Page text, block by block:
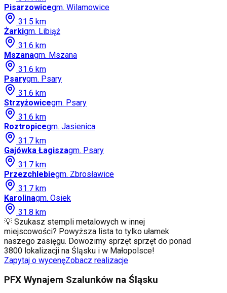
Pisarzowicegm. Wilamowice
31.5 km
Żarkigm. Libiąż
31.6 km
Mszanagm. Mszana
31.6 km
Psarygm. Psary
31.6 km
Strzyżowicegm. Psary
31.6 km
Roztropicegm. Jasienica
31.7 km
Gajówka Łagiszagm. Psary
31.7 km
Przezchlebiegm. Zbrosławice
31.7 km
Karolinagm. Osiek
31.8 km
💡 Szukasz stempli metalowych w innej
miejscowości? Powyższa lista to tylko ułamek
naszego zasięgu. Dowozimy sprzęt sprzęt do ponad
3800 lokalizacji na Śląsku i w Małopolsce!
Zapytaj o wycenęZobacz realizacje
PFX Wynajem Szalunków na Śląsku